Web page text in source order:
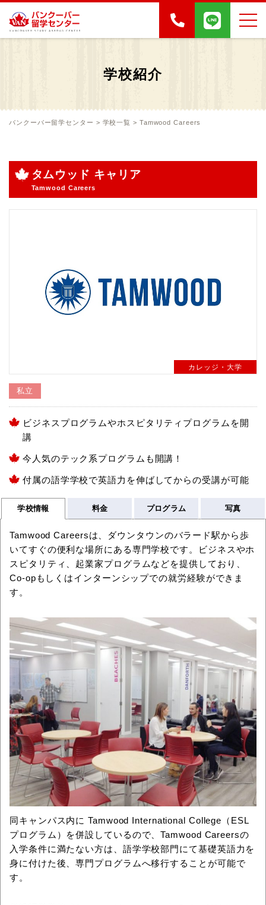
学校紹介
バンクーバー留学センター > 学校一覧 > Tamwood Careers
タムウッド キャリア
Tamwood Careers
カレッジ・大学
私立
ビジネスプログラムやホスピタリティプログラムを開
講
今人気のテック系プログラムも開講！
付属の語学学校で英語力を伸ばしてからの受講が可能
学校情報 料金 プログラム 写真
Tamwood Careersは、ダウンタウンのバラード駅から歩
いてすぐの便利な場所にある専門学校です。ビジネスやホ
スピタリティ、起業家プログラムなどを提供しており、
Co-opもしくはインターンシップでの就労経験ができま
す。
同キャンパス内に Tamwood International College（ESL
プログラム）を併設しているので、Tamwood Careersの
入学条件に満たない方は、語学学校部門にて基礎英語力を
身に付けた後、専門プログラムへ移行することが可能で
す。